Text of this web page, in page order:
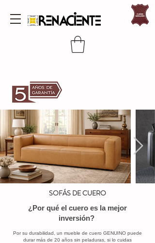
SOFÁS DE CUERO
¿Por qué el cuero es la mejor
inversión?
Por su durabilidad, un mueble de cuero GENUINO puede
durar más de 20 años sin peladuras, si lo cuidas